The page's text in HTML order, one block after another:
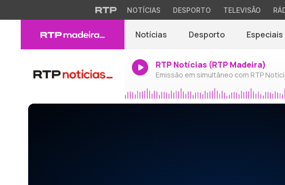
NOTÍCIAS DESPORTO TELEVISÃO
Notícias Desporto Especiais
RTP Notícias (RTP Madeira)
Emissão em simultâneo com RTP